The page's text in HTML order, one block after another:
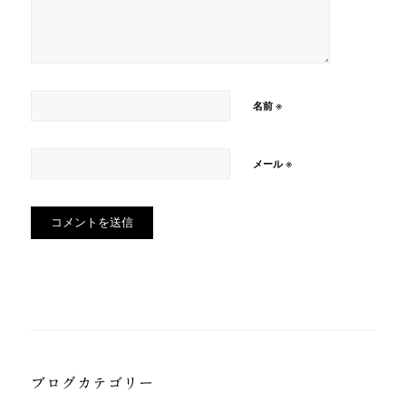
名前 ※
メール※
ブログカテゴリー